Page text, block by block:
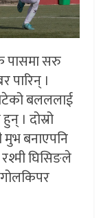
पासमा सरु
पारिन् ।
बलललाई
। दोस्रो
बनाएपनि
घिसिङले